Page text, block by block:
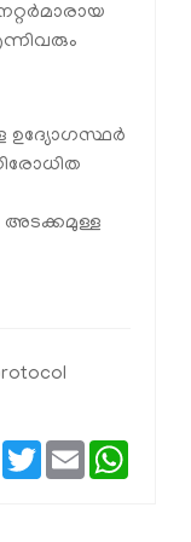
ഉദ്യോഗസ്ഥർ
അടക്കമുള്ള
Facebook
TwitterEmail